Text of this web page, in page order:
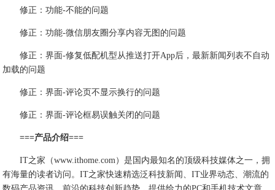
修正：功能-不能的问题
修正：功能-微信朋友圈分享内容无图的问题
修正：界面-修复低配机型从推送打开App后，最新新闻列表不自动
加载的问题
修正：界面-评论页不显示换行的问题
修正：界面-评论框易误触关闭的问题
===产品介绍===
IT之家（www.ithome.com）是国内最知名的顶级科技媒体之一，拥
有海量的读者访问。IT之家快速精选泛科技新闻、IT业界动态、潮流的